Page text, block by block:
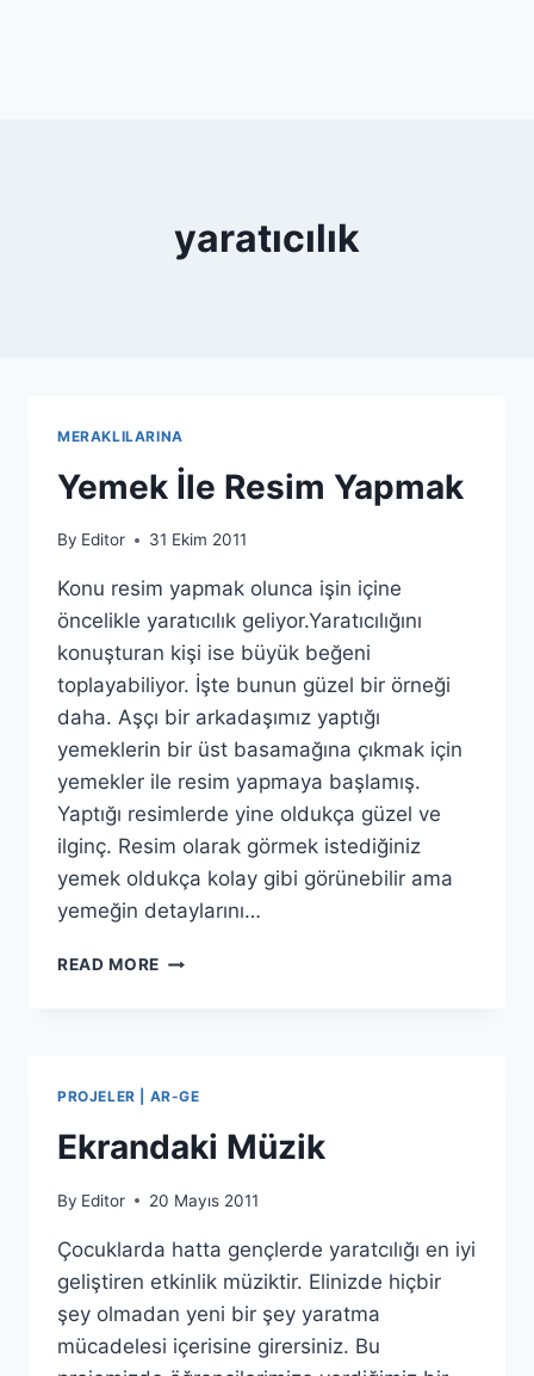
yaratıcılık
MERAKLILARINA
Yemek İle Resim Yapmak
By Editor 31 Ekim 2011
Konu resim yapmak olunca işin içine
öncelikle yaratıcılık geliyor.Yaratıcılığını
konuşturan kişi ise büyük beğeni
toplayabiliyor. İşte bunun güzel bir örneği
daha. Aşçı bir arkadaşımız yaptığı
yemeklerin bir üst basamağına çıkmak için
yemekler ile resim yapmaya başlamış.
Yaptığı resimlerde yine oldukça güzel ve
ilginç. Resim olarak görmek istediğiniz
yemek oldukça kolay gibi görünebilir ama
yemeğin detaylarını…
READ MORE YEMEK
PROJELER | AR-GE
Ekrandaki Müzik
By Editor 20 Mayıs 2011
Çocuklarda hatta gençlerde yaratcılığı en iyi
geliştiren etkinlik müziktir. Elinizde hiçbir
şey olmadan yeni bir şey yaratma
mücadelesi içerisine girersiniz. Bu